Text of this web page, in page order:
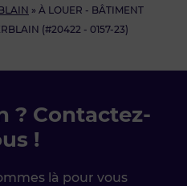
» À LOUER - BÂTIMENT
(#20422 - 0157-23)
? Contactez-
!
là pour vous